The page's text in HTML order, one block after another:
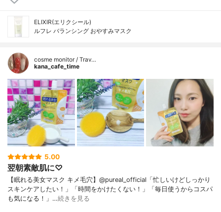
ELIXIR(エリクシール)
ルフレ バランシング おやすみマスク
cosme monitor / Trav…
kana_cafe_time
5.00
翌朝素敵肌に♡
【眠れる美女マスク キメ毛穴】@pureal_official「忙しいけどしっかり
スキンケアしたい！」「時間をかけたくない！」「毎日使うからコスパ
も気になる！」…続きを見る